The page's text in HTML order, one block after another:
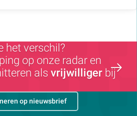
het verschil?
op onze radar en
als vrijwilliger bij
op nieuwsbrief